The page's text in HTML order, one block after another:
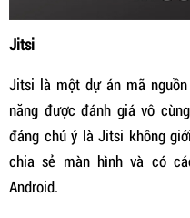
Jitsi
Jitsi là một dự án mã
năng được đánh giá vô
đáng chú ý là Jitsi không
chia sẻ màn hình và có
Android.